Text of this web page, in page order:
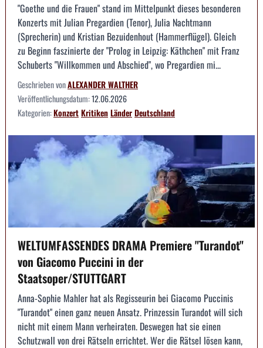
"Goethe und die Frauen" stand im Mittelpunkt dieses besonderen
Konzerts mit Julian Pregardien (Tenor), Julia Nachtmann
(Sprecherin) und Kristian Bezuidenhout (Hammerflügel). Gleich
zu Beginn faszinierte der "Prolog in Leipzig: Käthchen" mit Franz
Schuberts "Willkommen und Abschied", wo Pregardien mi...
Geschrieben vonALEXANDER WALTHER
Veröffentlichungsdatum:12.06.2026
Kategorien:KonzertKritikenLänderDeutschland
WELTUMFASSENDES DRAMA Premiere "Turandot"
von Giacomo Puccini in der
Staatsoper/STUTTGART
Anna-Sophie Mahler hat als Regisseurin bei Giacomo Puccinis
"Turandot" einen ganz neuen Ansatz. Prinzessin Turandot will sich
nicht mit einem Mann verheiraten. Deswegen hat sie einen
Schutzwall von drei Rätseln errichtet. Wer die Rätsel lösen kann,